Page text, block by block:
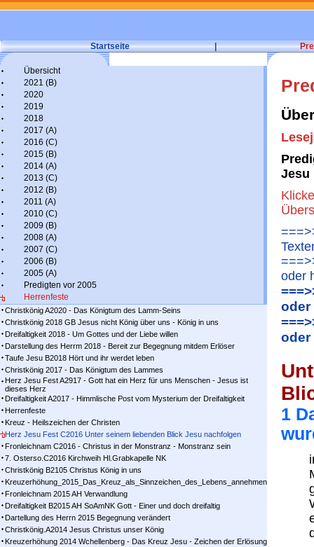
Startseite |
Übersicht
2021 (B)
2020
2019
2018
2017 (A)
2016 (C)
2015 (B)
2014 (A)
2013 (C)
2012 (B)
2011 (A)
2010 (C)
2009 (B)
2008 (A)
2007 (C)
2006 (B)
2005 (A)
Predigten vor 2005
Herrenfeste
Christkönig A2020 - Das Königtum des Lamm-Seins
Christkönig 2018 GB Jesus nicht König über uns - König in uns
Dreifaltigkeit 2018 - Um Gottes und der Liebe willen
Darstellung des Herrm 2018 - Bereit zur Begegnung mitdem Erlöser
Taufe Jesu B2018 Hört und ihr werdet leben
Christkönig 2017 - Das Königtum des Lammes
Herz Jesu Fest A2917 - Gott hat ein Herz für uns Menschen - Jesus ist
dieses Herz
Dreifaltigkeit A2017 - Himmlische Post vom Mysterium der Dreifaltigkeit
Herrenfeste
Kreuz - Heilszeichen der Christen
Herz Jesu Fest C2016 Unter seinem liebenden Blick Jesu nachfolgen
Fronleichnam C2016 - Christus in der Monstranz - Monstranz sein
7. Osterso.C2016 Kirchweih Hl.Grabkapelle NK
Christkönig B2105 Christus König in uns
Kreuzerhöhung_2015_Das_Kreuz_als_Sinnzeichen_des_Lebens_annehmen
Fronleichnam 2015 AH Verwandlung
Dreifaltigkeit B2015 AH SoAmNK Gott - Einer und doch dreifaltig
Dartellung des Herrn 2015 Begegnung verändert
Christkönig.A2014 Jesus Christus unser König
Kreuzerhöhung 2014 Wchellenberg - Das Kreuz Jesu - Zeichen der Erlösung
Jesu
oder
oder
oder
1